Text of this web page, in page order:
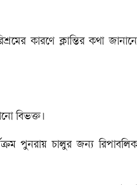
কারণে ক্লান্তির কথা
বিভক্ত।
পুনরায় চালুর জন্য